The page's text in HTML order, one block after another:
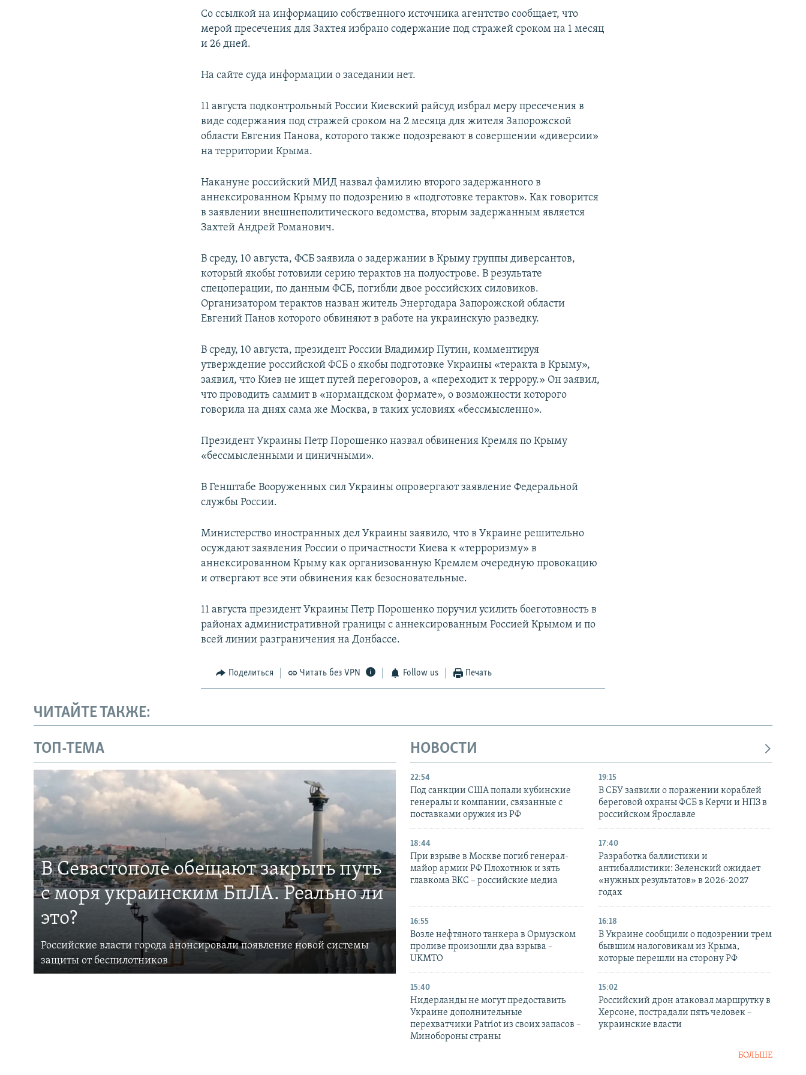
Со ссылкой на информацию собственного источника агентство сообщает, что
мерой пресечения для Захтея избрано содержание под стражей сроком на 1 месяц
и 26 дней.
На сайте суда информации о заседании нет.
11 августа подконтрольный России Киевский райсуд избрал меру пресечения в
виде содержания под стражей сроком на 2 месяца для жителя Запорожской
области Евгения Панова, которого также подозревают в совершении «диверсии»
на территории Крыма.
Накануне российский МИД назвал фамилию второго задержанного в
аннексированном Крыму по подозрению в «подготовке терактов». Как говорится
в заявлении внешнеполитического ведомства, вторым задержанным является
Захтей Андрей Романович.
В среду, 10 августа, ФСБ заявила о задержании в Крыму группы диверсантов,
который якобы готовили серию терактов на полуострове. В результате
спецоперации, по данным ФСБ, погибли двое российских силовиков.
Организатором терактов назван житель Энергодара Запорожской области
Евгений Панов которого обвиняют в работе на украинскую разведку.
В среду, 10 августа, президент России Владимир Путин, комментируя
утверждение российской ФСБ о якобы подготовке Украины «теракта в Крыму»,
заявил, что Киев не ищет путей переговоров, а «переходит к террору.» Он заявил,
что проводить саммит в «нормандском формате», о возможности которого
говорила на днях сама же Москва, в таких условиях «бессмысленно».
Президент Украины Петр Порошенко назвал обвинения Кремля по Крыму
«бессмысленными и циничными».
В Генштабе Вооруженных сил Украины опровергают заявление Федеральной
службы России.
Министерство иностранных дел Украины заявило, что в Украине решительно
осуждают заявления России о причастности Киева к «терроризму» в
аннексированном Крыму как организованную Кремлем очередную провокацию
и отвергают все эти обвинения как безосновательные.
11 августа президент Украины Петр Порошенко поручил усилить боеготовность в
районах административной границы с аннексированным Россией Крымом и по
всей линии разграничения на Донбассе.
Поделиться Читать без VPN Follow us Печать
ЧИТАЙТЕ ТАКЖЕ:
ТОП-ТЕМА
В Севастополе обещают закрыть путь
с моря украинским БпЛА. Реально ли
это?
Российские власти города анонсировали появление новой системы
защиты от беспилотников
НОВОСТИ
22:54
Под санкции США попали кубинские
генералы и компании, связанные с
поставками оружия из РФ
19:15
В СБУ заявили о поражении кораблей
береговой охраны ФСБ в Керчи и НПЗ в
российском Ярославле
18:44
При взрыве в Москве погиб генерал-
майор армии РФ Плохотнюк и зять
главкома ВКС – российские медиа
17:40
Разработка баллистики и
антибаллистики: Зеленский ожидает
«нужных результатов» в 2026-2027
годах
16:55
Возле нефтяного танкера в Ормузском
проливе произошли два взрыва –
UKMTO
16:18
В Украине сообщили о подозрении трем
бывшим налоговикам из Крыма,
которые перешли на сторону РФ
15:40
Нидерланды не могут предоставить
Украине дополнительные
перехватчики Patriot из своих запасов –
Минобороны страны
15:02
Российский дрон атаковал маршрутку в
Херсоне, пострадали пять человек –
украинские власти
БОЛЬШЕ